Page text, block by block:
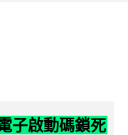
子啟動碼鎖死